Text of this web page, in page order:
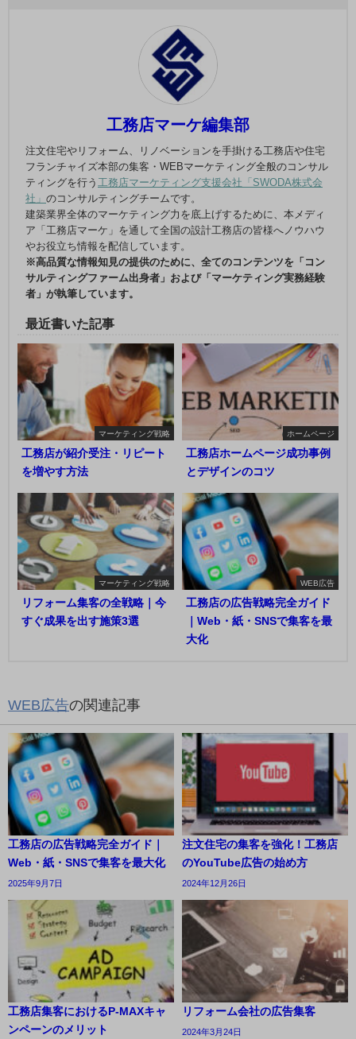
工務店マーケ編集部
注文住宅やリフォーム、リノベーションを手掛ける工務店や住宅
フランチャイズ本部の集客・WEBマーケティング全般のコンサル
ティングを行う
工務店マーケティング支援会社「SWODA株式会
社」 のコンサルティングチームです。
建築業界全体のマーケティング力を底上げするために、本メディ
ア「工務店マーケ」を通して全国の設計工務店の皆様へノウハウ
やお役立ち情報を配信しています。
※高品質な情報知見の提供のために、全てのコンテンツを「コン
サルティングファーム出身者」および「マーケティング実務経験
者」が執筆しています。
最近書いた記事
マーケティング戦略
工務店が紹介受注・リピート
を増やす方法
ホームページ
工務店ホームページ成功事例
とデザインのコツ
マーケティング戦略
リフォーム集客の全戦略｜今
すぐ成果を出す施策3選
WEB広告
工務店の広告戦略完全ガイド
｜Web・紙・SNSで集客を最
大化
WEB広告の関連記事
工務店の広告戦略完全ガイド｜
Web・紙・SNSで集客を最大化
2025年9月7日
注文住宅の集客を強化！工務店
のYouTube広告の始め方
2024年12月26日
工務店集客におけるP-MAXキャ
ンペーンのメリット
リフォーム会社の広告集客
2024年3月24日